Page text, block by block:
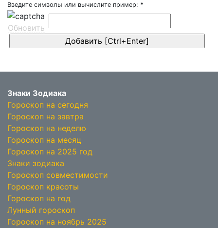
Введите символы или вычислите пример: *
Обновить
Знаки Зодиака
Гороскоп на сегодня
Гороскоп на завтра
Гороскоп на неделю
Гороскоп на месяц
Гороскоп на 2025 год
Знаки зодиака
Гороскоп совместимости
Гороскоп красоты
Гороскоп на год
Лунный гороскоп
Гороскоп на ноябрь 2025